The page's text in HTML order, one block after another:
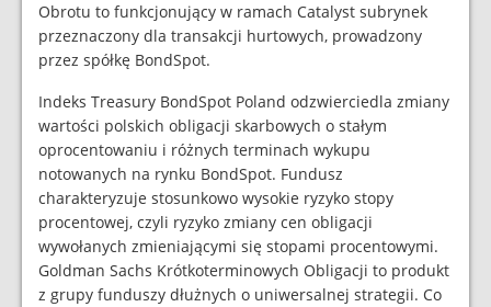
Obrotu to funkcjonujący w ramach Catalyst subrynek
przeznaczony dla transakcji hurtowych, prowadzony
przez spółkę BondSpot.
Indeks Treasury BondSpot Poland odzwierciedla zmiany
wartości polskich obligacji skarbowych o stałym
oprocentowaniu i różnych terminach wykupu
notowanych na rynku BondSpot. Fundusz
charakteryzuje stosunkowo wysokie ryzyko stopy
procentowej, czyli ryzyko zmiany cen obligacji
wywołanych zmieniającymi się stopami procentowymi.
Goldman Sachs Krótkoterminowych Obligacji to produkt
z grupy funduszy dłużnych o uniwersalnej strategii. Co